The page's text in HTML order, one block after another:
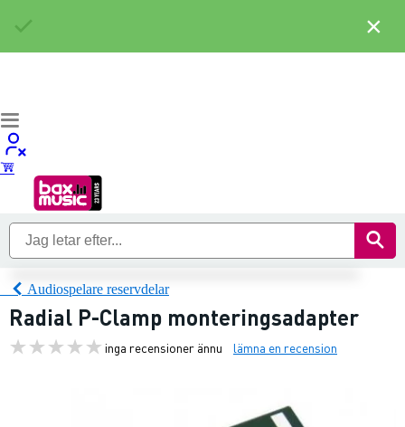
Audiospelare reservdelar
Radial P-Clamp monteringsadapter
inga recensioner ännu lämna en recension
×